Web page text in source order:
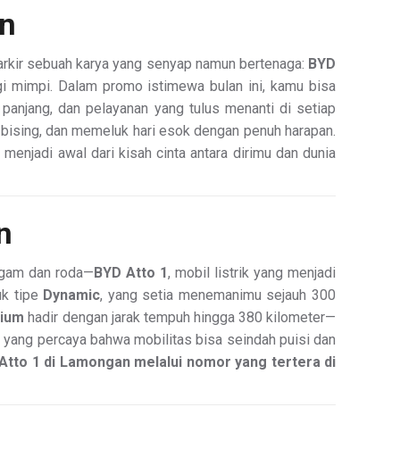
sebuah karya yang senyap namun bertenaga: BYD
Dalam promo istimewa bulan ini, kamu bisa
dan pelayanan yang tulus menanti di setiap
dan memeluk hari esok dengan penuh harapan.
awal dari kisah cinta antara dirimu dan dunia
dan roda—BYD Atto 1, mobil listrik yang menjadi
tipe Dynamic, yang setia menemanimu sejauh 300
hadir dengan jarak tempuh hingga 380 kilometer—
percaya bahwa mobilitas bisa seindah puisi dan
1 di Lamongan melalui nomor yang tertera di